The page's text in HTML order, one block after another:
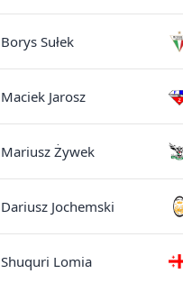
Borys Sułek
Maciek Jarosz
Mariusz Żywek
Dariusz Jochemski
Shuquri Lomia